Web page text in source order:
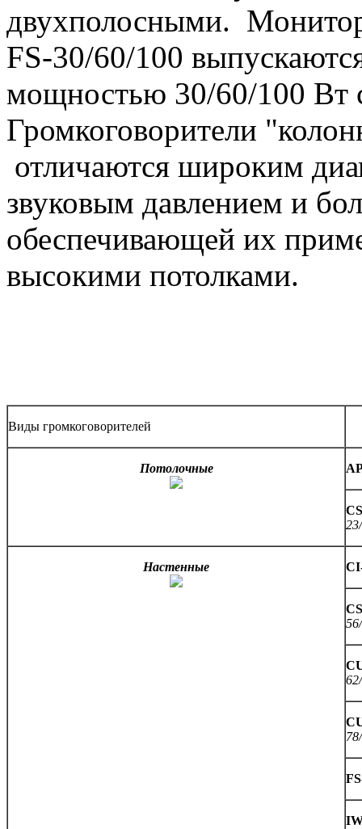
двухполосными.
FS-30/60/100
мощностью 30/60/100 Вт
Громкоговорители
отличаются широким
звуковым давлением и
обеспечивающей их
высокими потолками.
Виды громкоговорителей
Потолочные
Настенные